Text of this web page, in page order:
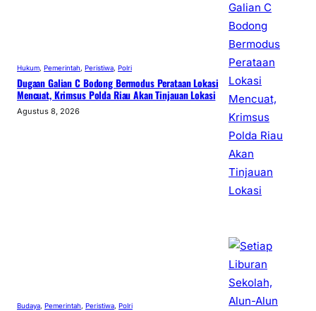
Hukum Pemerintah Peristiwa Polri
Dugaan Galian C Bodong Bermodus Perataan Lokasi
Mencuat, Krimsus Polda Riau Akan Tinjauan Lokasi
Agustus 8, 2026
Budaya, Pemerintah, Peristiwa, Polri